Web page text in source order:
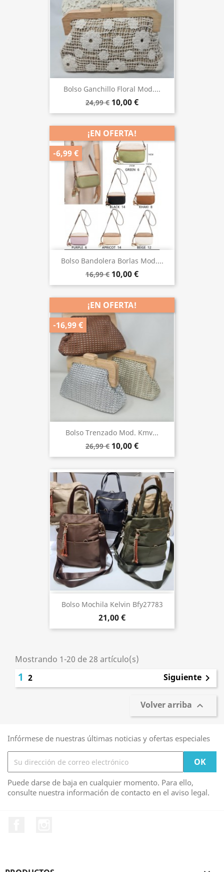
Bolso Ganchillo Floral Mod....
24,99 € 10,00 €
Bolso Bandolera Borlas Mod....
16,99 € 10,00 €
¡EN OFERTA!
-6,99 €
Bolso Trenzado Mod. Kmv...
26,99 € 10,00 €
¡EN OFERTA!
-16,99 €
Bolso Mochila Kelvin Bfy27783
21,00 €
Mostrando 1-20 de 28 artículo(s)
1 2 Siguiente 
Volver arriba 
Infórmese de nuestras últimas noticias y ofertas especiales
Puede darse de baja en cualquier momento. Para ello,
consulte nuestra información de contacto en el aviso legal.